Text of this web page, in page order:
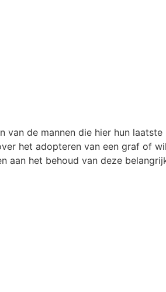
de mannen die hier hun
het adopteren van een graf of
aan het behoud van deze